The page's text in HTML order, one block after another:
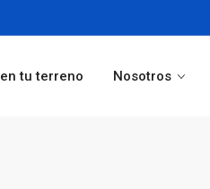
tu terreno Nosotros